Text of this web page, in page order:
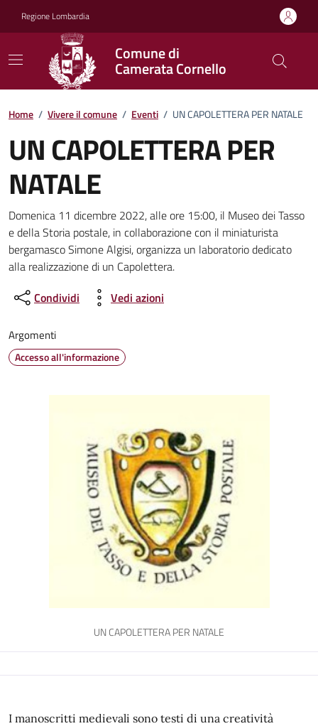
Regione Lombardia
Comune di
Camerata Cornello
Home / Vivere il comune / Eventi / UN CAPOLETTERA PER NATALE
UN CAPOLETTERA PER
NATALE
Dettagli della notizia
Domenica 11 dicembre 2022, alle ore 15:00, il Museo dei Tasso
e della Storia postale, in collaborazione con il miniaturista
bergamasco Simone Algisi, organizza un laboratorio dedicato
alla realizzazione di un Capolettera.
Condividi
Vedi azioni
Argomenti
Accesso all'informazione
UN CAPOLETTERA PER NATALE
I manoscritti medievali sono testi di una creatività